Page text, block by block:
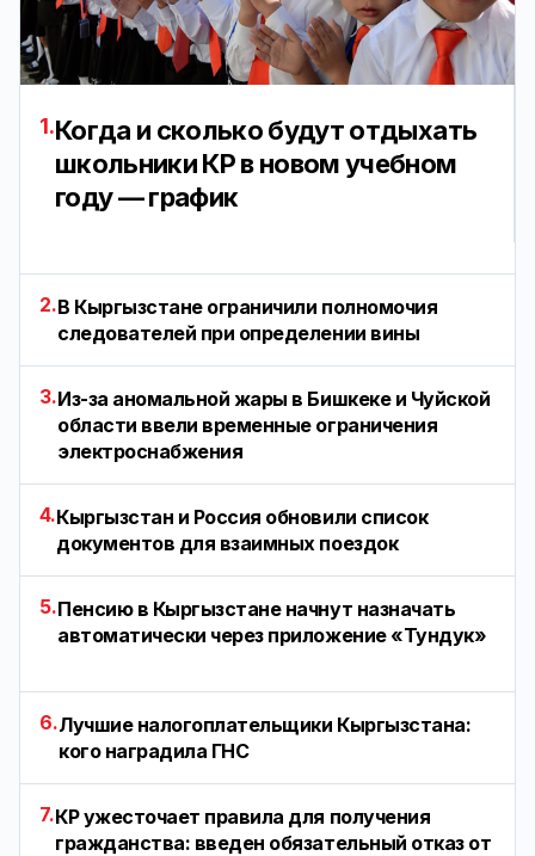
1.Когда и сколько будут отдыхать
школьники КР в новом учебном
году — график
2.В Кыргызстане ограничили полномочия
следователей при определении вины
3.Из-за аномальной жары в Бишкеке и Чуйской
области ввели временные ограничения
электроснабжения
4.Кыргызстан и Россия обновили список
документов для взаимных поездок
5.Пенсию в Кыргызстане начнут назначать
автоматически через приложение «Тундук»
6.Лучшие налогоплательщики Кыргызстана:
кого наградила ГНС
7.КР ужесточает правила для получения
гражданства: введен обязательный отказ от